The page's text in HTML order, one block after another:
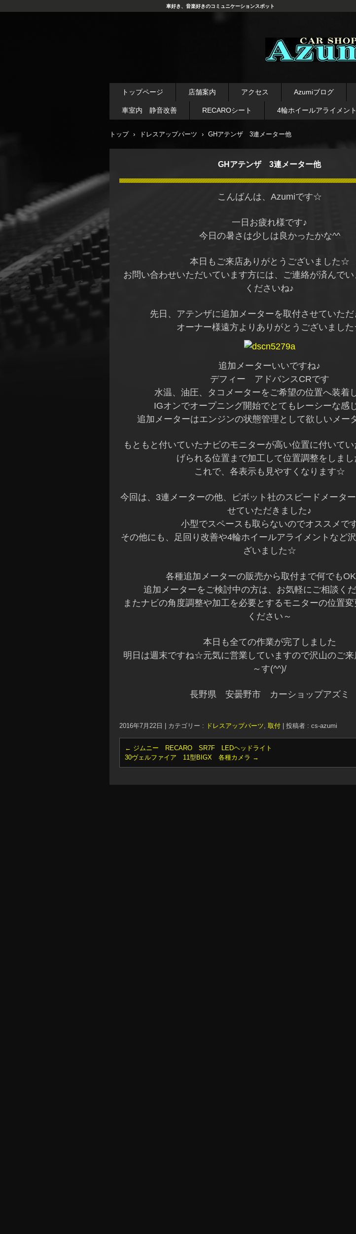
イール デッドニン
ーディオ レカロ
車好き、音楽好きのコミュニケーションスポット
トップページ 店舗案内 アクセス Azumiブログ
車室内 静音改善 RECAROシート 4輪ホイールアライメン
トップ › ドレスアップパーツ › GHアテンザ 3連メーター他
GHアテンザ 3連メーター他
こんばんは、Azumiです☆
一日お疲れ様です♪
今日の暑さは少しは良かったかな^^
本日もご来店ありがとうございました☆
お問い合わせいただいています方には、ご連絡が済んで
くださいね♪
先日、アテンザに追加メーターを取付させていただ
オーナー様遠方よりありがとうございまし
追加メーターいいですね♪
デフィー アドバンスCRです
水温、油圧、タコメーターをご希望の位置へ装着
IGオンでオープニング開始でとてもレーシーな感
追加メーターはエンジンの状態管理として欲しいメー
もともと付いていたナビのモニターが高い位置に付いて
げられる位置まで加工して位置調整をしまし
これで、各表示も見やすくなります☆
今回は、3連メーターの他、ピボット社のスピードメータ
せていただきました♪
小型でスペースも取らないのでオススメで
その他にも、足回り改善や4輪ホイールアライメントなど
ざいました☆
各種追加メーターの販売から取付まで何でも
追加メーターをご検討中の方は、お気軽にご相談く
またナビの角度調整や加工を必要とするモニターの位置
ください～
本日も全ての作業が完了しました
明日は週末ですね☆元気に営業していますので沢山のご来
～す(^^)/
長野県 安曇野市 カーショップアズミ
2016年7月22日 カテゴリー : ドレスアップパーツ, 取付 投稿者 : cs-azumi
← ジムニー RECARO SR7F LEDヘッドライト
30ヴェルファイア 11型BIGX 各種カメラ →